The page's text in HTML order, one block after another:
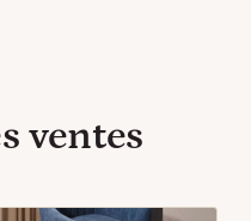
ventes